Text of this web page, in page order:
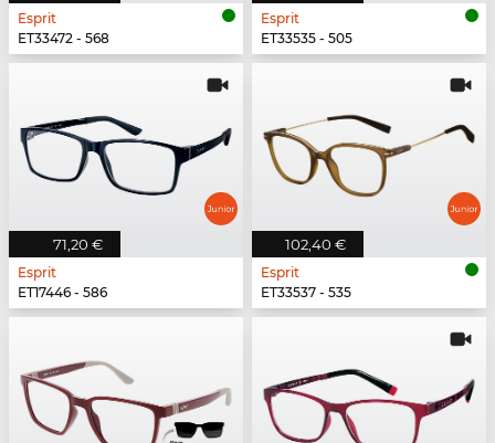
Esprit
ET33472 - 568
Esprit
ET33535 - 505
71,20 €
Esprit
ET17446 - 586
102,40 €
Esprit
ET33537 - 535